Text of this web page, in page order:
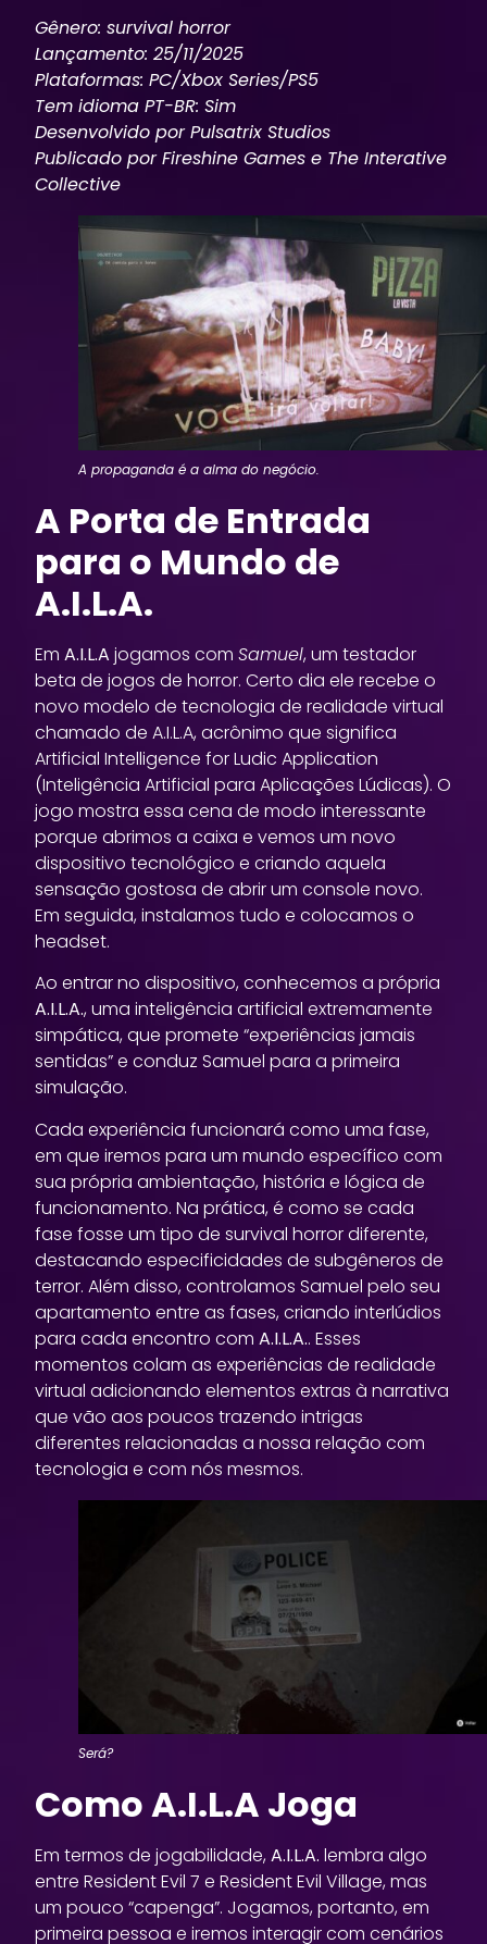
Gênero: survival horror
Lançamento: 25/11/2025
Plataformas: PC/Xbox Series/PS5
Tem idioma PT-BR: Sim
Desenvolvido por Pulsatrix Studios
Publicado por Fireshine Games e The Interative
Collective
A propaganda é a alma do negócio.
A Porta de Entrada
para o Mundo de
A.I.L.A.
EmA.I.L.A jogamos comSamuel, um testador
beta de jogos de horror. Certo dia ele recebe o
novo modelo de tecnologia de realidade virtual
chamado de A.I.L.A, acrônimo que significa
Artificial Intelligence for Ludic Application
(Inteligência Artificial para Aplicações Lúdicas). O
jogo mostra essa cena de modo interessante
porque abrimos a caixa e vemos um novo
dispositivo tecnológico e criando aquela
sensação gostosa de abrir um console novo.
Em seguida, instalamos tudo e colocamos o
headset.
Ao entrar no dispositivo, conhecemos a própria
A.I.L.A., uma inteligência artificial extremamente
simpática, que promete “experiências jamais
sentidas” e conduz Samuel para a primeira
simulação.
Cada experiência funcionará como uma fase,
em que iremos para um mundo específico com
sua própria ambientação, história e lógica de
funcionamento. Na prática, é como se cada
fase fosse um tipo de survival horror diferente,
destacando especificidades de subgêneros de
terror. Além disso, controlamos Samuel pelo seu
apartamento entre as fases, criando interlúdios
para cada encontro comA.I.L.A.. Esses
momentos colam as experiências de realidade
virtual adicionando elementos extras à narrativa
que vão aos poucos trazendo intrigas
diferentes relacionadas a nossa relação com
tecnologia e com nós mesmos.
Será?
Como A.I.L.A Joga
Em termos de jogabilidade,A.I.L.A. lembra algo
entre Resident Evil 7 e Resident Evil Village, mas
um pouco “capenga”. Jogamos, portanto, em
primeira pessoa e iremos interagir com cenários